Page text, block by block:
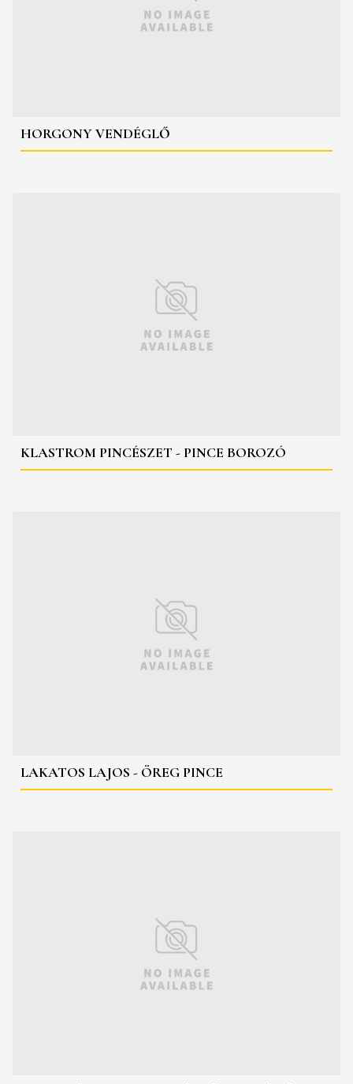
HORGONY VENDÉGLŐ
KLASTROM PINCÉSZET - PINCE BOROZÓ
LAKATOS LAJOS - ÖREG PINCE